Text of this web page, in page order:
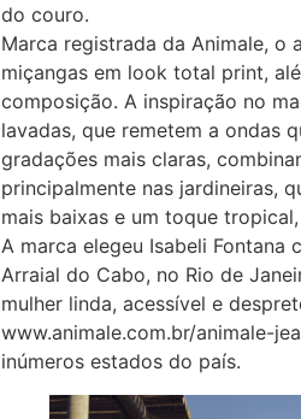
do couro.
Marca registrada da Animale, o
miçangas em look total print,
composição. A inspiração no
lavadas, que remetem a ondas
gradações mais claras,
principalmente nas jardineiras,
mais baixas e um toque
A marca elegeu Isabeli
Arraial do Cabo, no Rio de
mulher linda, acessível e
www.animale.com.br/animale-
inúmeros estados do país.